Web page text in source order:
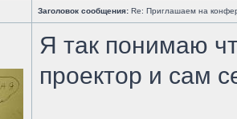
Заголовок сообщения: Re: Приглашаем на
Я так понимаю
проектор и сам